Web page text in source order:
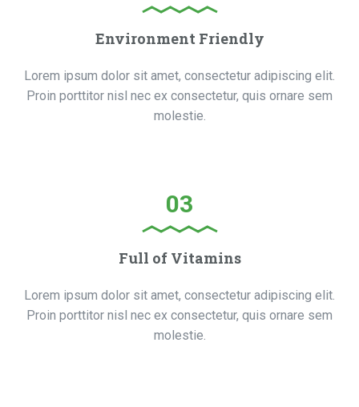
Environment Friendly
Lorem ipsum dolor sit amet, consectetur adipiscing elit.
Proin porttitor nisl nec ex consectetur, quis ornare sem
molestie.
03
Full of Vitamins
Lorem ipsum dolor sit amet, consectetur adipiscing elit.
Proin porttitor nisl nec ex consectetur, quis ornare sem
molestie.